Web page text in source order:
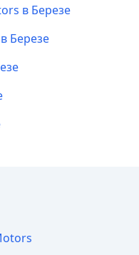
в Березе
Березе